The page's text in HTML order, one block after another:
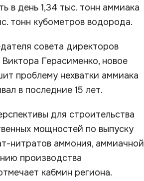
в день 1,34 тыс. тонн аммиака
тонн кубометров водорода.
совета директоров
Герасименко, новое
проблему нехватки аммиака
в последние 15 лет.
для строительства
мощностей по выпуску
нитратов аммония, аммиачной
производства
кабмин региона.